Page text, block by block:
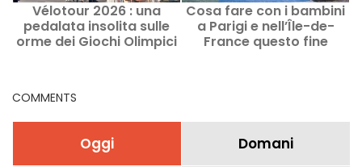
Vélotour 2026 : una
pedalata insolita sulle
orme dei Giochi Olimpici
Cosa fare con i bambini
a Parigi e nell’Île-de-
France questo fine
COMMENTS
Oggi Domani